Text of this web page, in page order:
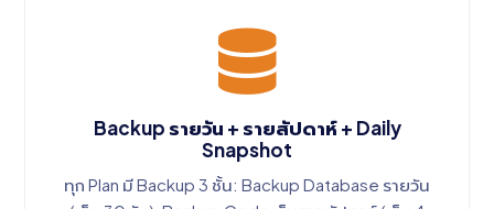
Backup รายวัน + รายสัปดาห์ + Daily
Snapshot
ทุก Plan มี Backup 3 ชั้น: Backup Database รายวัน